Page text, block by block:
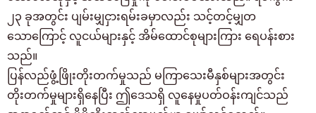
၂၃ ခုအတွင်း ပျမ်းမျှငှားရမ်းခမှာလည်း သင့်တင့်မျှတ
သောကြောင့် လူငယ်များနှင့် အိမ်ထောင်စုများကြား ရေပန်းစား
သည်။
ပြန်လည်ဖွံ့ဖြိုးတိုးတက်မှုသည် မကြာသေးမီနှစ်များအတွင်း
တိုးတက်မှုများရှိနေပြီး ဤဒေသရှိ လူနေမှုပတ်ဝန်းကျင်သည်